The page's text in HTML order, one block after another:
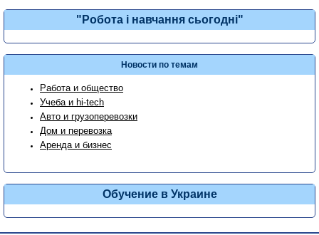
"Робота і навчання сьогодні"
Новости по темам
Работа и общество
Учеба и hi-tech
Авто и грузоперевозки
Дом и перевозка
Аренда и бизнес
Обучение в Украине